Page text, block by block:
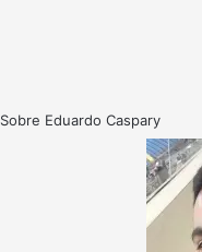
Sobre Eduardo Caspary